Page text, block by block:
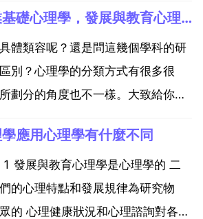
請問心理學專業基礎心理學，發展與教育心理學，應用心理學，有什麼區別呢
體類容呢？還是問這幾個學科的研
別？心理學的分類方式有很多很
劃分的角度也不一樣。大致給你梳
用心理學 以上的這幾門中，發展
，這兩個研究領域都是應用心理學
應用心理學有什麼不同
發展與教育心理學是心理學的 二
的心理特點和發展規律為研究物
的 心理健康狀況和心理諮詢對各種